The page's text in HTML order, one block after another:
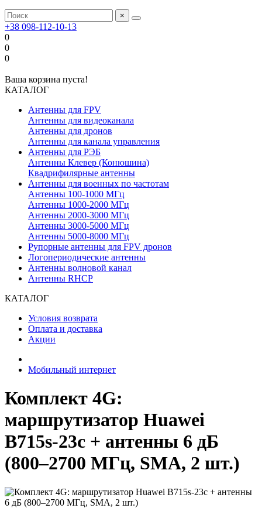
×
+38 098-112-10-13
0
0
0
Ваша корзина пуста!
КАТАЛОГ
Антенны для FPV
Антенны для видеоканала
Антенны для дронов
Антенны для канала управления
Антенны для РЭБ
Антенны Клевер (Конюшина)
Квадрифилярные антенны
Антенны для военных по частотам
Антенны 100-1000 МГц
Антенны 1000-2000 МГц
Антенны 2000-3000 МГц
Антенны 3000-5000 МГц
Антенны 5000-8000 МГц
Рупорные антенны для FPV дронов
Логопериодические антенны
Антенны волновой канал
Антенны RHCP
КАТАЛОГ
Условия возврата
Оплата и доставка
Акции
Мобильный интернет
Комплект 4G:
маршрутизатор Huawei
B715s-23c + антенны 6 дБ
(800–2700 МГц, SMA, 2 шт.)